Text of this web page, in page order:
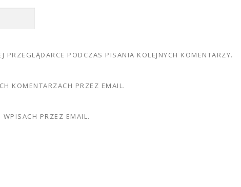
PRZEGLĄDARCE PODCZAS PISANIA KOLEJNYCH KOMENTARZY.
KOMENTARZACH PRZEZ EMAIL.
PRZEZ EMAIL.